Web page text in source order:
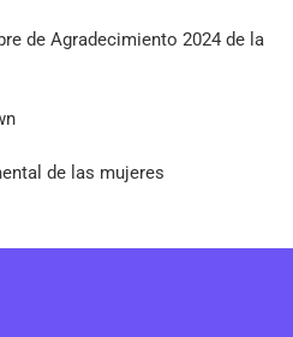
de Agradecimiento 2024 de la
de las mujeres